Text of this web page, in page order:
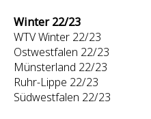
Winter 22/23
WTV Winter 22/23
Ostwestfalen 22/23
Münsterland 22/23
Ruhr-Lippe 22/23
Südwestfalen 22/23